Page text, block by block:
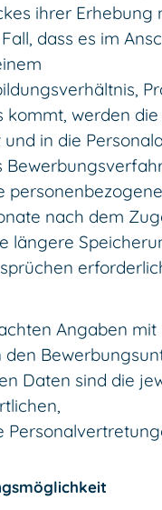
ihrer Erhebung
dass es im
kommt, werden
in die
nach dem
längere
Angaben mit
Daten sind die